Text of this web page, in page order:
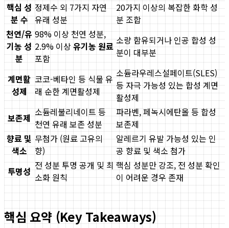
핵심 성
분 수
정제수 외 7가지 자연
유래 성분
20가지 이상의 복잡한 화학 성
분 조합
천연/유
기농 성
분
98% 이상 천연 성분,
2.9% 이상유기농 원료
포함
소량 함유되거나 인공 합성 성
분이 대부분
계면활
성제
코코-베타인 등 식물 유
래 순한 계면활성제
소듐라우레스설페이트(SLES)
등 자극 가능성 있는 합성 계면
활성제
보존제 소듐레불리네이트 등
천연 유래 보존 성분
파라벤, 페녹시에탄올 등 합성
보존제
향료 및
색소
무첨가 (원료 고유의
향)
알레르기 유발 가능성 있는 인
공 향료 및 색소 첨가
투명성 전 성분 투명 공개 및 최
소화 원칙
핵심 성분만 강조, 전 성분 확인
이 어려운 경우 존재
핵심 요약 (Key Takeaways)